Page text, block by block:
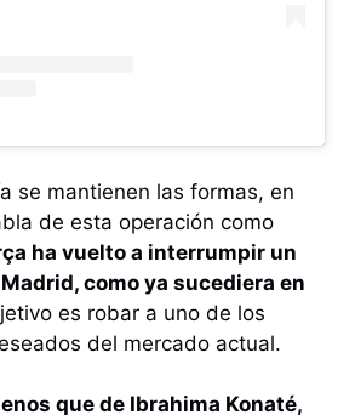
se mantienen las formas, en
de esta operación como
ha vuelto a interrumpir un
como ya sucediera en
es robar a uno de los
del mercado actual.
que de Ibrahima Konaté,